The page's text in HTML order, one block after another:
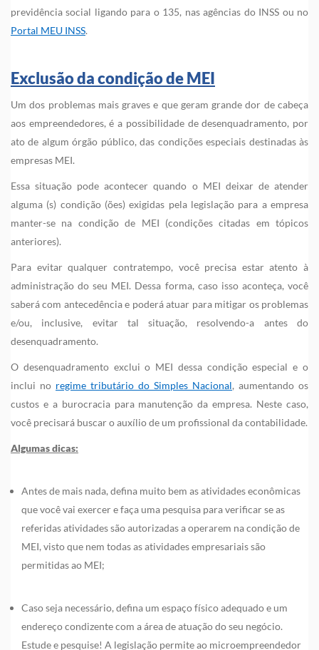
previdência social ligando para o 135, nas agências do INSS ou no
Portal MEU INSS.
Exclusão da condição de MEI
Um dos problemas mais graves e que geram grande dor de cabeça
aos empreendedores, é a possibilidade de desenquadramento, por
ato de algum órgão público, das condições especiais destinadas às
empresas MEI.
Essa situação pode acontecer quando o MEI deixar de atender
alguma (s) condição (ões) exigidas pela legislação para a empresa
manter-se na condição de MEI (condições citadas em tópicos
anteriores).
Para evitar qualquer contratempo, você precisa estar atento à
administração do seu MEI. Dessa forma, caso isso aconteça, você
saberá com antecedência e poderá atuar para mitigar os problemas
e/ou, inclusive, evitar tal situação, resolvendo-a antes do
desenquadramento.
O desenquadramento exclui o MEI dessa condição especial e o
inclui no regime tributário do Simples Nacional, aumentando os
custos e a burocracia para manutenção da empresa. Neste caso,
você precisará buscar o auxílio de um profissional da contabilidade.
Algumas dicas:
Antes de mais nada, defina muito bem as atividades econômicas
que você vai exercer e faça uma pesquisa para verificar se as
referidas atividades são autorizadas a operarem na condição de
MEI, visto que nem todas as atividades empresariais são
permitidas ao MEI;
Caso seja necessário, defina um espaço físico adequado e um
endereço condizente com a área de atuação do seu negócio.
Estude e pesquise! A legislação permite ao microempreendedor